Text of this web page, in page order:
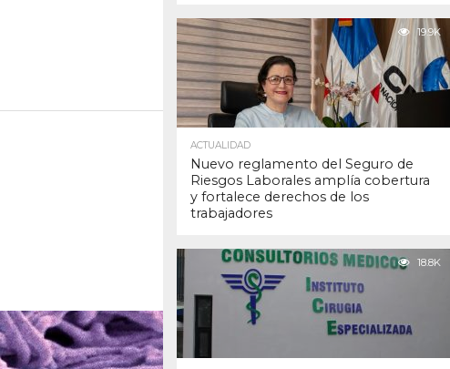
19.9K
ACTUALIDAD
Nuevo reglamento del Seguro de
Riesgos Laborales amplía cobertura
y fortalece derechos de los
trabajadores
18.8K